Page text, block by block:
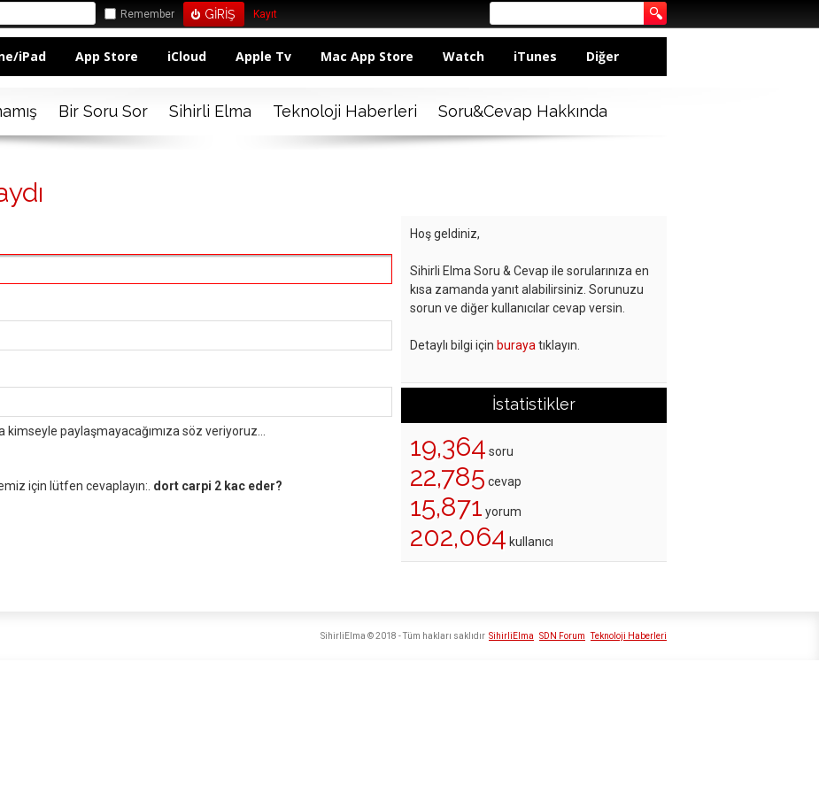
Remember Kayıt
iPad App Store iCloud Apple Tv Mac App Store Watch iTunes Diğer
Bir Soru Sor Sihirli Elma Teknoloji Haberleri Soru&Cevap Hakkında
paylaşmayacağımıza söz veriyoruz...
için lütfen cevaplayın:. dort carpi 2 kac eder?
Hoş geldiniz,
Sihirli Elma Soru & Cevap ile sorularınıza en
kısa zamanda yanıt alabilirsiniz. Sorunuzu
sorun ve diğer kullanıcılar cevap versin.
Detaylı bilgi için buraya tıklayın.
İstatistikler
19,364 soru
22,785 cevap
15,871 yorum
202,064 kullanıcı
SihirliElma SDN Forum Teknoloji Haberleri
SihirliElma © 2018 - Tüm hakları saklıdır